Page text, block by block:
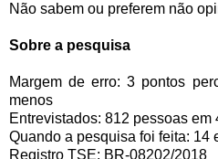
Não sabem ou preferem não
Sobre a pesquisa
Margem de erro: 3 pontos
menos
Entrevistados: 812 pessoas em
Quando a pesquisa foi feita: 14
Registro TSE: BR-08202/2018